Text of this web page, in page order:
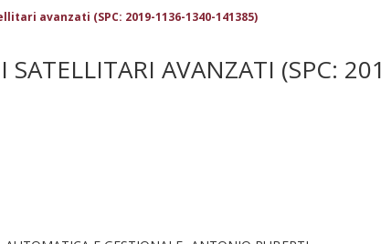
avanzati (SPC: 2019-1136-1340-141385)
SATELLITARI AVANZATI (SPC: